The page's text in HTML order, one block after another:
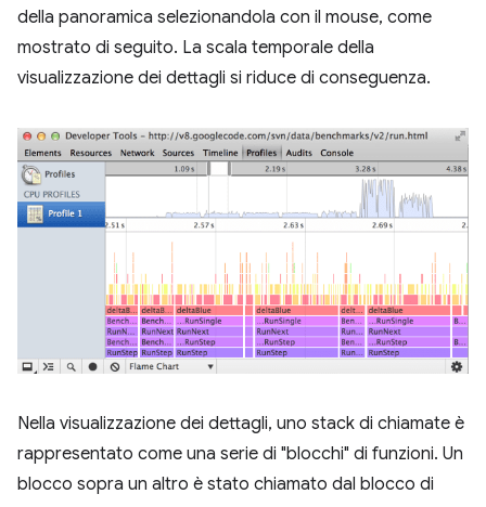
della panoramica selezionandola con il mouse, come
mostrato di seguito. La scala temporale della
visualizzazione dei dettagli si riduce di conseguenza.
Nella visualizzazione dei dettagli, uno stack di chiamate è
rappresentato come una serie di "blocchi" di funzioni. Un
blocco sopra un altro è stato chiamato dal blocco di